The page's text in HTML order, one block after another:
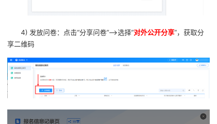
4) 发放问卷：点击“分享问卷”——选择”对外公开分享”，获取分
享二维码